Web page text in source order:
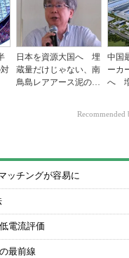
日本を資源大国へ 埋
蔵量だけじゃない、南
鳥島レアアース泥の価
中国
ーカ
へ
Recommended
ッチングが容易に
電流評価
最前線